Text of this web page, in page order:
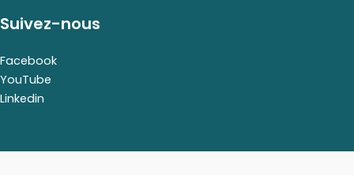
Suivez-nous
Facebook
YouTube
Linkedin